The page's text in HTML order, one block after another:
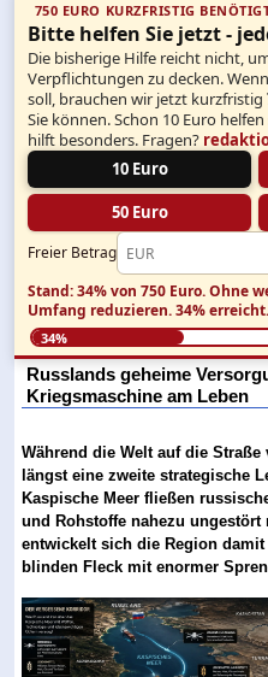
750 EURO KURZFRISTIG
Bitte helfen Sie jetzt -
Die bisherige Hilfe reicht nicht,
Verpflichtungen zu decken.
soll, brauchen wir jetzt kurzfristig
Sie können. Schon 10 Euro
hilft besonders. Fragen?
10 Euro
50 Euro
Freier Betrag
Stand: 34% von 750 Euro.Ohne
Umfang reduzieren.34% erreicht.
34%
Russlands geheime
Kriegsmaschine am Leben
Während die Welt auf die
längst eine zweite strategische
Kaspische Meer fließen
und Rohstoffe nahezu ungestört
entwickelt sich die Region
blinden Fleck mit enormer